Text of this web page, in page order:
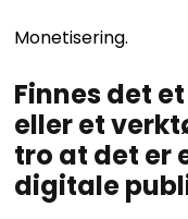
Monetisering.
Finnes det
eller et
tro at det er
digitale